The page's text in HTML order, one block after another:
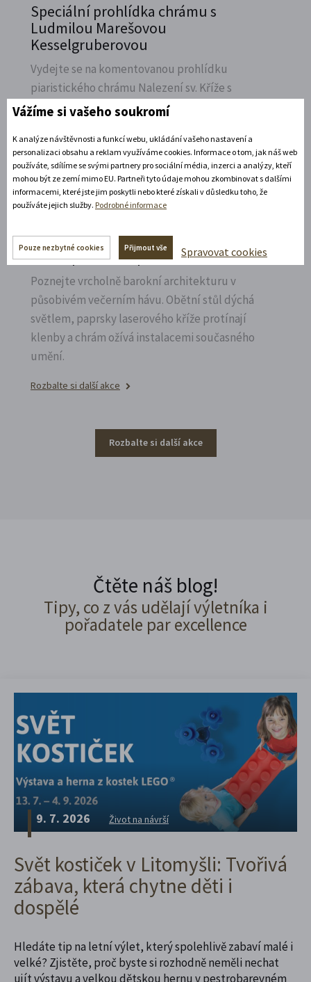
Speciální prohlídka chrámu s
Ludmilou Marešovou
Kesselgruberovou
Vydejte se na komentovanou prohlídku
piaristického chrámu Nalezení sv. Kříže s
Ludmilou Marešovou Kesselgruberovou a
výzdobu z trochu jiné perspektivy.
Rozbalte si další akce
7. 8. 2026
Noční prohlídka piaristického chrámu
Poznejte vrcholně barokní architekturu v
působivém večerním hávu. Obětní stůl dýchá
světlem, paprsky laserového kříže protínají
klenby a chrám ožívá instalacemi současného
umění.
Rozbalte si další akce
Rozbalte si další akce
Čtěte náš blog!
Tipy, co z vás udělají výletníka i
pořadatele par excellence
9. 7. 2026 Život na návrší
Svět kostiček v Litomyšli: Tvořivá
zábava, která chytne děti i
dospělé
Hledáte tip na letní výlet, který spolehlivě zabaví malé i
velké? Zjistěte, proč byste si rozhodně neměli nechat
ujít výstavu a velkou dětskou hernu v pestrobarevném
Vážíme si vašeho soukromí
K analýze návštěvnosti a funkcí webu, ukládání vašeho nastavení a
personalizaci obsahu a reklam využíváme cookies. Informace o tom, jak náš web
používáte, sdílíme se svými partnery pro sociální média, inzerci a analýzy, kteří
mohou být ze zemí mimo EU. Partneři tyto údaje mohou zkombinovat s dalšími
informacemi, které jste jim poskytli nebo které získali v důsledku toho, že
používáte jejich služby. Podrobné informace
Pouze nezbytné cookies Přijmout vše Spravovat cookies